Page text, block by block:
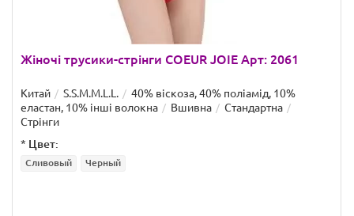
Жіночі трусики-стрінги COEUR JOIE Арт: 2061
Китай S.S.M.M.L.L.
40% віскоза, 40% поліамід, 10%
еластан, 10% інші волокна
Вшивна
Стандартна
Стрінги
* Цвет:
Сливовый Черный